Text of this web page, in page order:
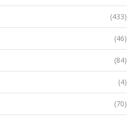
(433)
(46)
(84)
(4)
(70)